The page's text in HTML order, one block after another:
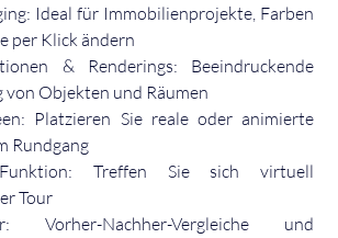
Ideal für Immobilienprojekte, Farben
per Klick ändern
& Renderings: Beeindruckende
von Objekten und Räumen
Platzieren Sie reale oder animierte
Rundgang
Funktion: Treffen Sie sich virtuell
Tour
Vorher-Nachher-Vergleiche und